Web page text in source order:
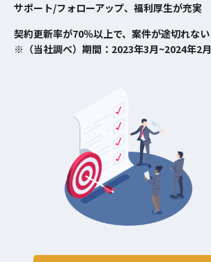
サポート/フォローアップ、福利厚生が充実
契約更新率が70％以上で、案件が途切れない
※（当社調べ）期間：2023年3月~2024年2月